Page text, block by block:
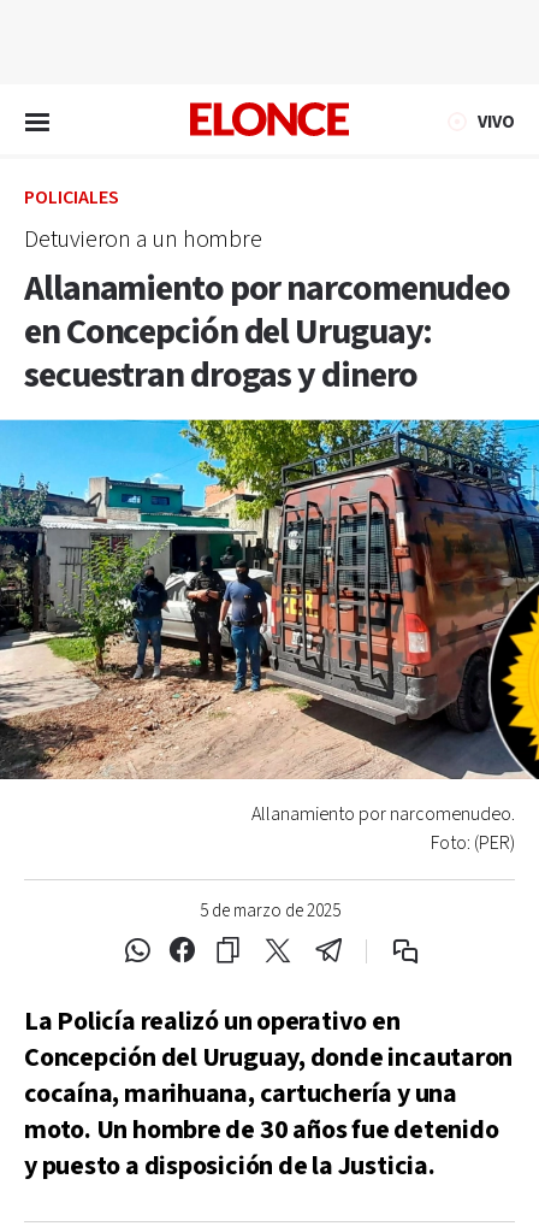
VIVO
POLICIALES
Detuvieron a un hombre
Allanamiento por narcomenudeo
en Concepción del Uruguay:
secuestran drogas y dinero
5 de marzo de 2025
Allanamiento por narcomenudeo.
Foto: (PER)
La Policía realizó un operativo en
Concepción del Uruguay, donde incautaron
cocaína, marihuana, cartuchería y una
moto. Un hombre de 30 años fue detenido
y puesto a disposición de la Justicia.